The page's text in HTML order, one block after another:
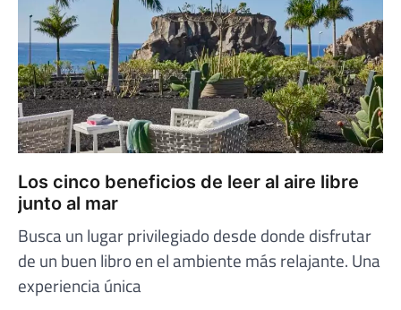
Los cinco beneficios de leer al aire libre
junto al mar
Busca un lugar privilegiado desde donde disfrutar
de un buen libro en el ambiente más relajante. Una
experiencia única